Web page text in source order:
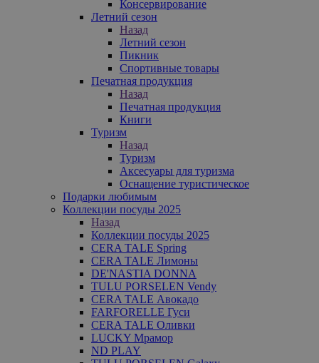
Консервирование
Летний сезон
Назад
Летний сезон
Пикник
Спортивные товары
Печатная продукция
Назад
Печатная продукция
Книги
Туризм
Назад
Туризм
Аксесуары для туризма
Оснащение туристическое
Подарки любимым
Коллекции посуды 2025
Назад
Коллекции посуды 2025
CERA TALE Spring
CERA TALE Лимоны
DE'NASTIA DONNA
TULU PORSELEN Vendy
CERA TALE Авокадо
FARFORELLE Гуси
CERA TALE Оливки
LUCKY Мрамор
ND PLAY